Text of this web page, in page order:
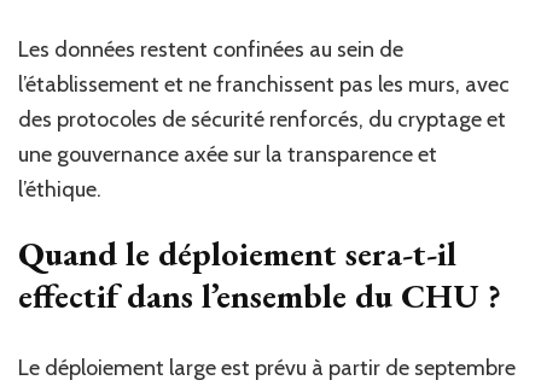
Les données restent confinées au sein de
l’établissement et ne franchissent pas les murs, avec
des protocoles de sécurité renforcés, du cryptage et
une gouvernance axée sur la transparence et
l’éthique.
Quand le déploiement sera-t-il
effectif dans l’ensemble du CHU ?
Le déploiement large est prévu à partir de septembre